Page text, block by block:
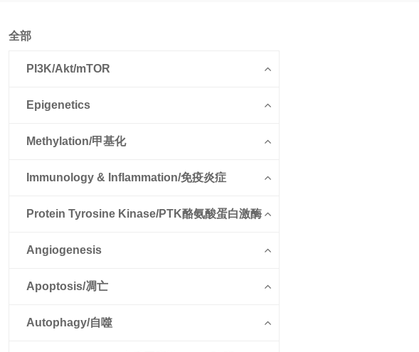
全部
PI3K/Akt/mTOR
Epigenetics
Methylation/甲基化
Immunology & Inflammation/免疫炎症
Protein Tyrosine Kinase/PTK酪氨酸蛋白激酶
Angiogenesis
Apoptosis/凋亡
Autophagy/自噬